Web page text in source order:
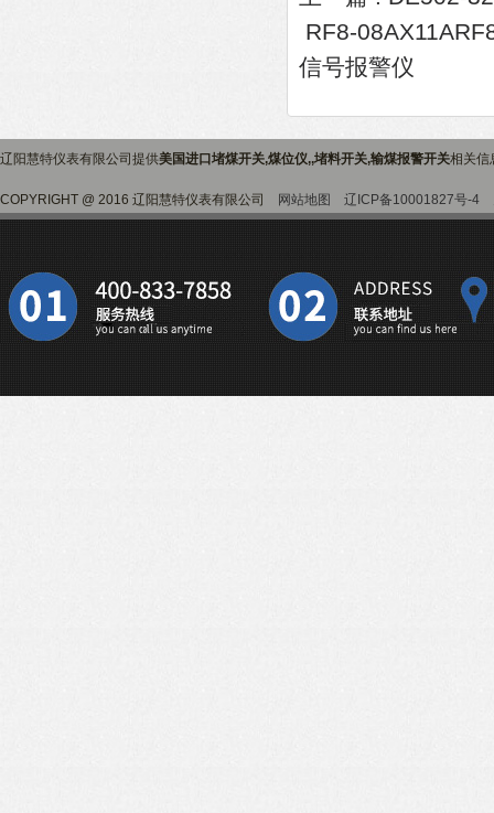
RF8-
信号报警仪
辽阳慧特仪表有限公司提供美国进口堵煤开关,煤位仪,,堵料开关,输煤报警开关相关信
COPYRIGHT @ 2016 辽阳慧特仪表有限公司 网站地图 辽ICP备10001827号-4